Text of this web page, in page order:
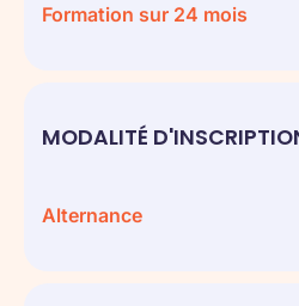
Formation sur 24 mois
MODALITÉ
Alternance